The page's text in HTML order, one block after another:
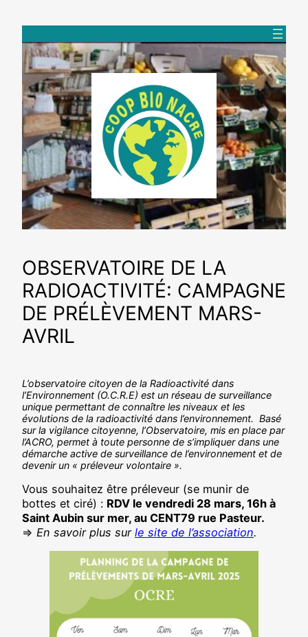
contenu
OBSERVATOIRE DE LA
RADIOACTIVITÉ: CAMPAGNE
DE PRÉLÈVEMENT MARS-
AVRIL
L’observatoire citoyen de la Radioactivité dans
l’Environnement (O.C.R.E) est un réseau de surveillance
unique permettant de connaître les niveaux et les
évolutions de la radioactivité dans l’environnement. Basé
sur la vigilance citoyenne, l’Observatoire, mis en place par
l’ACRO, permet à toute personne de s’impliquer dans une
démarche active de surveillance de l’environnement et de
devenir un « préleveur volontaire ».
Vous souhaitez être préleveur (se munir de
bottes et ciré) : RDV le vendredi 28 mars, 16h à
Saint Aubin sur mer, au CENT79 rue Pasteur.
=> En savoir plus sur le site de l’association.